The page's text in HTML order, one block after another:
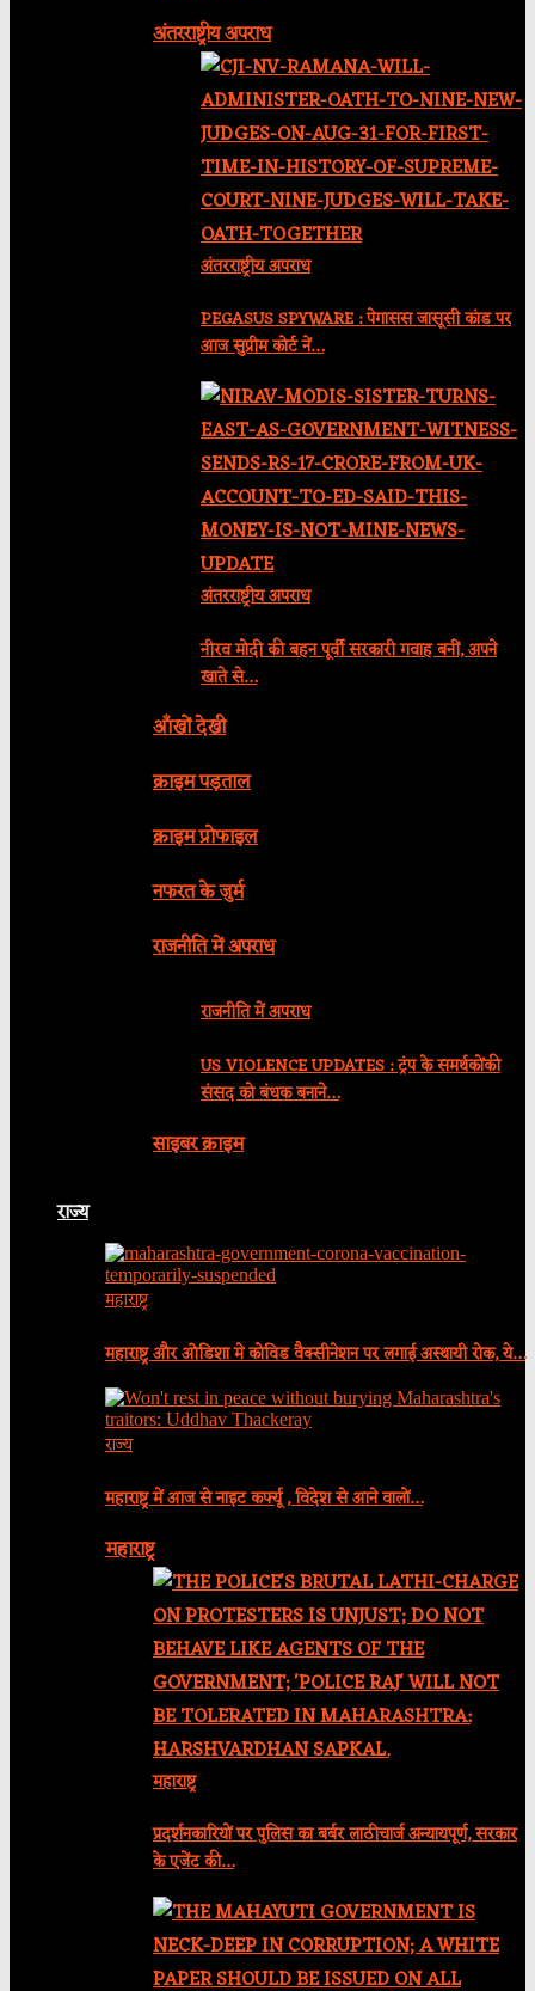
अंतरराष्ट्रीय अपराध
अंतरराष्ट्रीय अपराध
PEGASUS SPYWARE : पेगासस जासूसी कांड पर
आज सुप्रीम कोर्ट नें…
अंतरराष्ट्रीय अपराध
नीरव मोदी की बहन पूर्वी सरकारी गवाह बनीं, अपने
खाते से…
आँखों देखी
क्राइम पड़ताल
क्राइम प्रोफाइल
नफरत के जुर्म
राजनीति में अपराध
राजनीति में अपराध
US VIOLENCE UPDATES : ट्रंप के समर्थकोंकी
संसद को बंधक बनाने…
साइबर क्राइम
राज्य
महाराष्ट्र
महाराष्ट्र और ओडिशा मे कोविड वैक्सीनेशन पर लगाई अस्थायी रोक, ये…
राज्य
महाराष्ट्र में आज से नाइट कर्फ्यू , विदेश से आने वालों…
महाराष्ट्र
महाराष्ट्र
प्रदर्शनकारियों पर पुलिस का बर्बर लाठीचार्ज अन्यायपूर्ण, सरकार
के एजेंट की…